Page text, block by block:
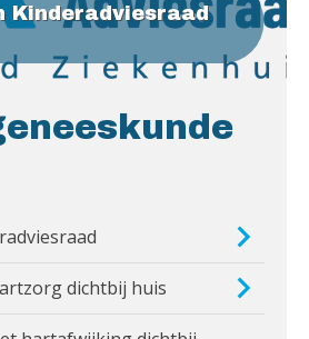
Kinderadviesraad
dichtbij huis